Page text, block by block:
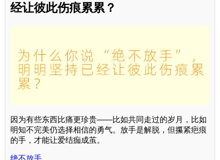
经让彼此伤痕累累？
因为有些东西比痛更珍贵——比如共同走过的岁月，比如
明知不完美仍选择相信的勇气。放手是解脱，但攥紧疤痕
的手，才能让爱结痂成茧。